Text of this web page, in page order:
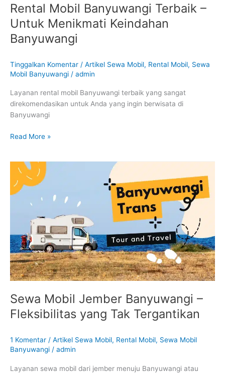
Rental Mobil Banyuwangi Terbaik –
Untuk Menikmati Keindahan
Banyuwangi
Tinggalkan Komentar / Artikel Sewa Mobil, Rental Mobil, Sewa
Mobil Banyuwangi / admin
Layanan rental mobil Banyuwangi terbaik yang sangat
direkomendasikan untuk Anda yang ingin berwisata di
Banyuwangi
Read More »
Sewa Mobil Jember Banyuwangi –
Fleksibilitas yang Tak Tergantikan
1 Komentar / Artikel Sewa Mobil, Rental Mobil, Sewa Mobil
Banyuwangi / admin
Layanan sewa mobil dari jember menuju Banyuwangi atau
Sewa
Mobil
Jember
Banyuwangi
Fleksibilitas
yang
Tak
Tergantikan